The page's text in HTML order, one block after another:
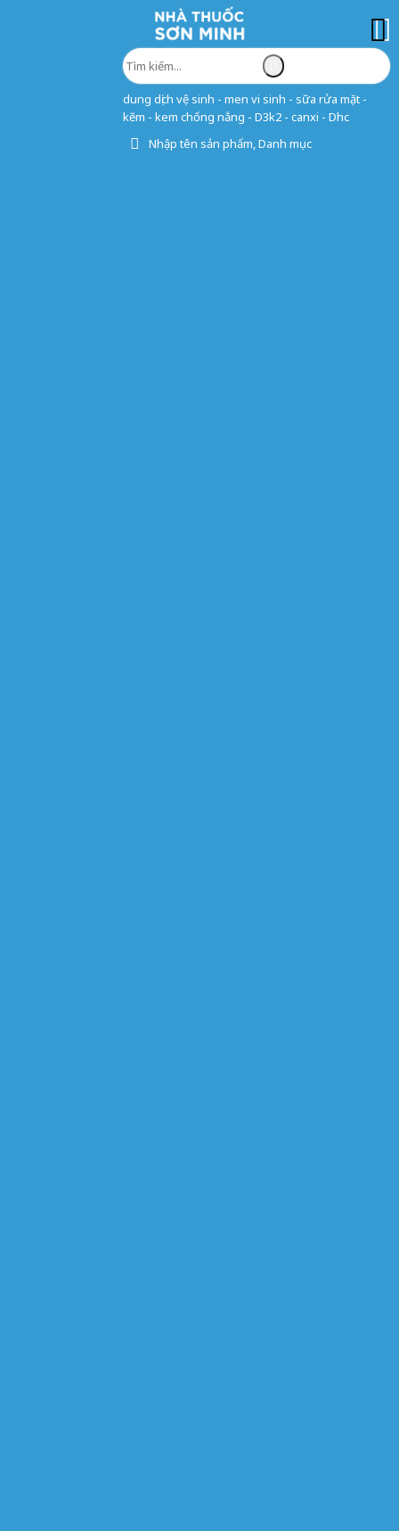
dung dịch vệ sinh - men vi sinh - sữa rửa mặt -
kẽm - kem chống nắng - D3k2 - canxi - Dhc
Nhập tên sản phẩm, Danh mục